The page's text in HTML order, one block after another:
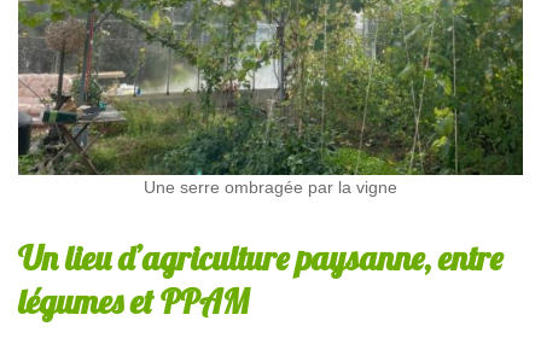
Une serre ombragée par la vigne
Un lieu d’agriculture paysanne, entre
légumes et PPAM